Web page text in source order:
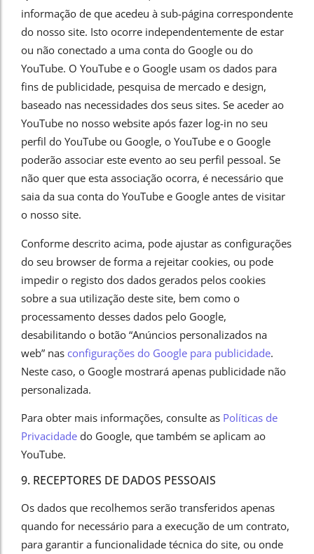
informação de que acedeu à sub-página correspondente
do nosso site. Isto ocorre independentemente de estar
ou não conectado a uma conta do Google ou do
YouTube. O YouTube e o Google usam os dados para
fins de publicidade, pesquisa de mercado e design,
baseado nas necessidades dos seus sites. Se aceder ao
YouTube no nosso website após fazer log-in no seu
perfil do YouTube ou Google, o YouTube e o Google
poderão associar este evento ao seu perfil pessoal. Se
não quer que esta associação ocorra, é necessário que
saia da sua conta do YouTube e Google antes de visitar
o nosso site.
Conforme descrito acima, pode ajustar as configurações
do seu browser de forma a rejeitar cookies, ou pode
impedir o registo dos dados gerados pelos cookies
sobre a sua utilização deste site, bem como o
processamento desses dados pelo Google,
desabilitando o botão “Anúncios personalizados na
web” nas configurações do Google para publicidade.
Neste caso, o Google mostrará apenas publicidade não
personalizada.
Para obter mais informações, consulte as Políticas de
Privacidade do Google, que também se aplicam ao
YouTube.
9. RECEPTORES DE DADOS PESSOAIS
Os dados que recolhemos serão transferidos apenas
quando for necessário para a execução de um contrato,
para garantir a funcionalidade técnica do site, ou onde